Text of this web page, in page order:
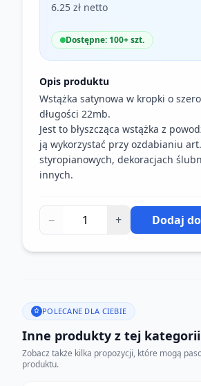
6.25 zł netto
Dostępne: 100+ szt.
Opis produktu
Wstążka satynowa w kropki o
długości 22mb.
Jest to błyszcząca wstążka z
ją wykorzystać przy ozdabianiu art.
styropianowych, dekoracjach
innych.
− + Dodaj
POLECANE DLA CIEBIE
Inne produkty z tej kategorii
Zobacz także kilka propozycji, które mogą
produktu.